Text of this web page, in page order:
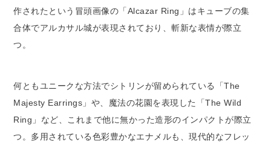
作されたという冒頭画像の「Alcazar Ring」はキューブの集
合体でアルカサル城が表現されており、斬新な表情が際立
つ。
何ともユニークな方法でシトリンが留められている「The
Majesty Earrings」や、魔法の花園を表現した「The Wild
Ring」など、これまで他に無かった造形のインパクトが際立
つ。多用されている色彩豊かなエナメルも、現代的なフレッ